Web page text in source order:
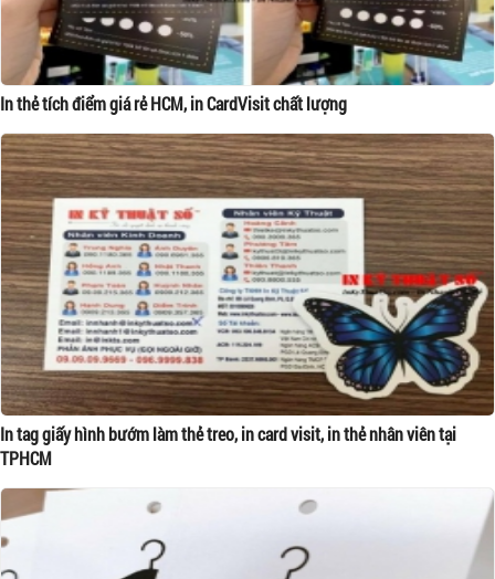
In thẻ tích điểm giá rẻ HCM, in CardVisit chất lượng
In tag giấy hình bướm làm thẻ treo, in card visit, in thẻ nhân viên tại
TPHCM